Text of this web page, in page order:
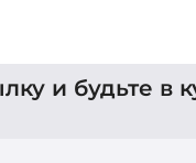
и будьте в